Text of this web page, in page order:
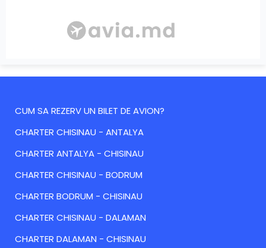
CUM SA REZERV UN BILET DE AVION?
CHARTER CHISINAU - ANTALYA
CHARTER ANTALYA - CHISINAU
CHARTER CHISINAU - BODRUM
CHARTER BODRUM - CHISINAU
CHARTER CHISINAU - DALAMAN
CHARTER DALAMAN - CHISINAU